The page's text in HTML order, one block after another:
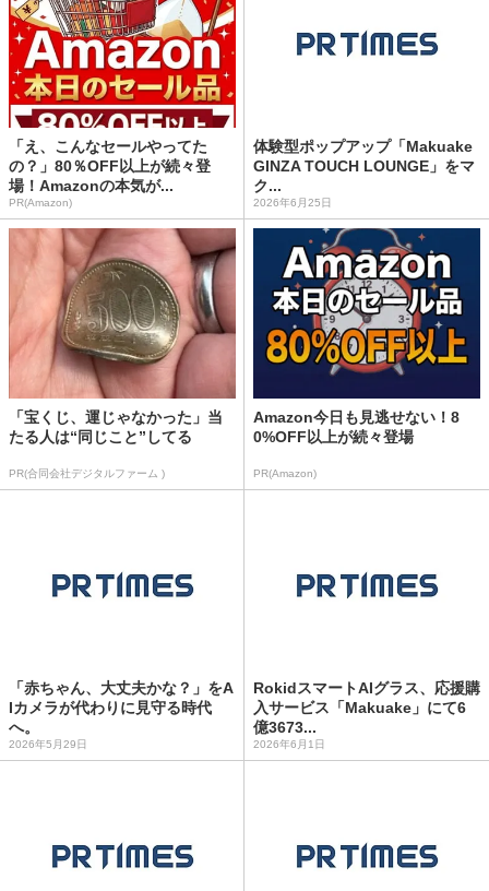
「え、こんなセールやってた
の？」80％OFF以上が続々登
場！Amazonの本気が...
PR(Amazon)
体験型ポップアップ「Makuake
GINZA TOUCH LOUNGE」をマ
ク...
2026年6月25日
「宝くじ、運じゃなかった」当
たる人は“同じこと”してる
PR(合同会社デジタルファーム )
Amazon今日も見逃せない！8
0%OFF以上が続々登場
PR(Amazon)
「赤ちゃん、大丈夫かな？」をA
Iカメラが代わりに見守る時代
へ。
2026年5月29日
RokidスマートAIグラス、応援購
入サービス「Makuake」にて6
億3673...
2026年6月1日